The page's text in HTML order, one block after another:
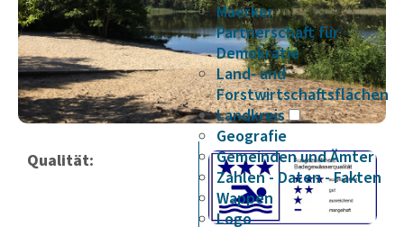
Maerker
Partnerschaft für
Demokratie
Land- und
Forstwirtschaftsflächen
Landkreis
Geografie
Gemeinden und Ämter
Zahlen - Daten - Fakten
Wappen
Logo
Qualität: